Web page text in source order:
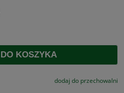
DO KOSZYKA
dodaj do przechowalni